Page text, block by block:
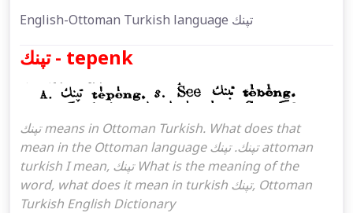
English-Ottoman Turkish language تپنك
تپنك - tepenk
تپنك means in Ottoman Turkish. What does that
mean in the Ottoman language تپنك. تپنك attoman
turkish I mean, تپنك What is the meaning of the
word, what does it mean in turkish تپنك, Ottoman
Turkish English Dictionary